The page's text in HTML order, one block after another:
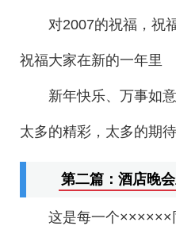
对2007的祝福，祝
祝福大家在新的一年里
新年快乐、万事如意
太多的精彩，太多的期
第二篇：酒店晚
这是每一个××××××